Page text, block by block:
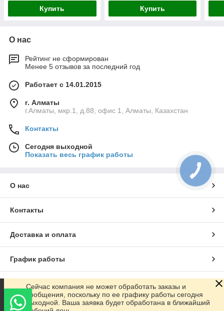
Купить Купить
О нас
Рейтинг не сформирован
Менее 5 отзывов за последний год
Работает с 14.01.2015
г. Алматы
г.Алматы, мкр.1, д.88, офис 1, Алматы, Казахстан
Контакты
Сегодня выходной
Показать весь график работы
О нас
Контакты
Доставка и оплата
График работы
Полная версия сайта
Сайт создан на маркетплейсе Satu.kz
Сейчас компания не может обработать заказы и
сообщения, поскольку по ее графику работы сегодня
выходной. Ваша заявка будет обработана в ближайший
КНОПКА
СВЯЗИ